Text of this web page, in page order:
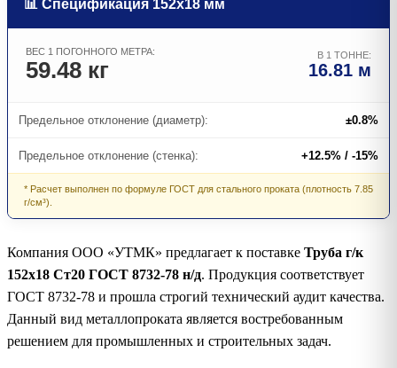
📊 Спецификация 152х18 мм
ВЕС 1 ПОГОННОГО МЕТРА:
59.48 кг
В 1 ТОННЕ:
16.81 м
Предельное отклонение (диаметр): ±0.8%
Предельное отклонение (стенка): +12.5% / -15%
* Расчет выполнен по формуле ГОСТ для стального проката (плотность 7.85
г/см³).
Компания ООО «УТМК» предлагает к поставке Труба г/к
152х18 Ст20 ГОСТ 8732-78 н/д. Продукция соответствует
ГОСТ 8732-78 и прошла строгий технический аудит качества.
Данный вид металлопроката является востребованным
решением для промышленных и строительных задач.